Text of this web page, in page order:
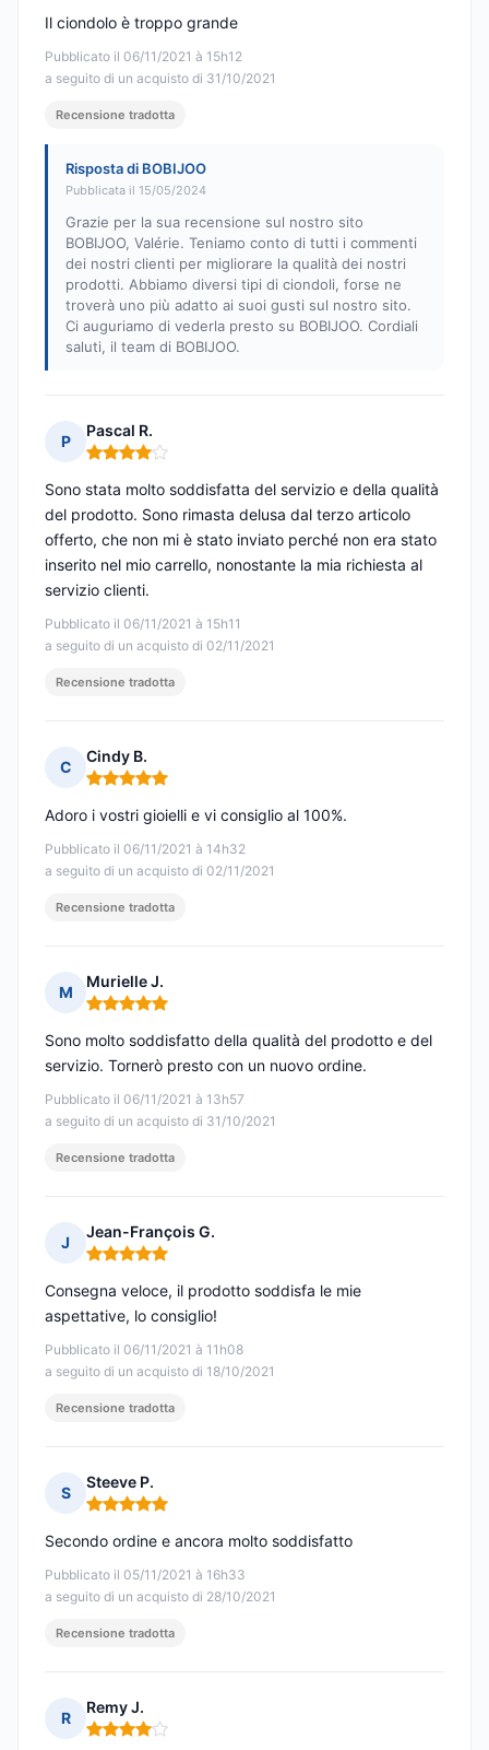
Pubblicato il 06/11/2021 à 15h12
a seguito di un acquisto di 31/10/2021
Il ciondolo è troppo grande
Recensione tradotta
Risposta di BOBIJOO
Pubblicata il 15/05/2024
Grazie per la sua recensione sul nostro sito
BOBIJOO, Valérie. Teniamo conto di tutti i commenti
dei nostri clienti per migliorare la qualità dei nostri
prodotti. Abbiamo diversi tipi di ciondoli, forse ne
troverà uno più adatto ai suoi gusti sul nostro sito.
Ci auguriamo di vederla presto su BOBIJOO. Cordiali
saluti, il team di BOBIJOO.
P
Pascal R.
Nota: 4 su 5
Pubblicato il 06/11/2021 à 15h11
a seguito di un acquisto di 02/11/2021
Sono stata molto soddisfatta del servizio e della qualità
del prodotto. Sono rimasta delusa dal terzo articolo
offerto, che non mi è stato inviato perché non era stato
inserito nel mio carrello, nonostante la mia richiesta al
servizio clienti.
Recensione tradotta
C
Cindy B.
Nota: 5 su 5
Pubblicato il 06/11/2021 à 14h32
a seguito di un acquisto di 02/11/2021
Adoro i vostri gioielli e vi consiglio al 100%.
Recensione tradotta
M
Murielle J.
Nota: 5 su 5
Pubblicato il 06/11/2021 à 13h57
a seguito di un acquisto di 31/10/2021
Sono molto soddisfatto della qualità del prodotto e del
servizio. Tornerò presto con un nuovo ordine.
Recensione tradotta
J
Jean-François G.
Nota: 5 su 5
Pubblicato il 06/11/2021 à 11h08
a seguito di un acquisto di 18/10/2021
Consegna veloce, il prodotto soddisfa le mie
aspettative, lo consiglio!
Recensione tradotta
S
Steeve P.
Nota: 5 su 5
Pubblicato il 05/11/2021 à 16h33
a seguito di un acquisto di 28/10/2021
Secondo ordine e ancora molto soddisfatto
Recensione tradotta
R
Remy J.
Nota: 4 su 5